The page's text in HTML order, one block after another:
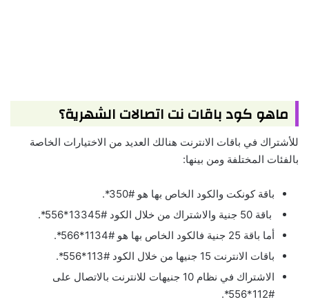
ماهو كود باقات نت اتصالات الشهرية؟
للأشتراك في باقات الانترنت هنالك العديد من الاختيارات الخاصة
بالفئات المختلفة ومن بينها:
باقة كونكت والكود الخاص بها هو #350*.
باقة 50 جنية والاشتراك من خلال الكود #13345*556*.
أما باقة 25 جنية فالكود الخاص بها هو #1134*566*.
باقات الانترنت 15 جنيها من خلال الكود #113*556*.
الاشتراك في نظام 10 جنيهات للانترنت بالاتصال على
#112*556*.